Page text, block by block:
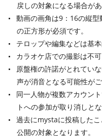
戻しの対象になる場合が
動画の画角は9：16の縦
の正方形が必須です。
テロップや編集などは基
カラオケ店での撮影は不可
原盤権の許諾がとれてい
声が消音となる可能性がご
同一人物が複数アカウン
トへの参加が取り消しとな
過去にmystaに投稿した
公開の対象となります。